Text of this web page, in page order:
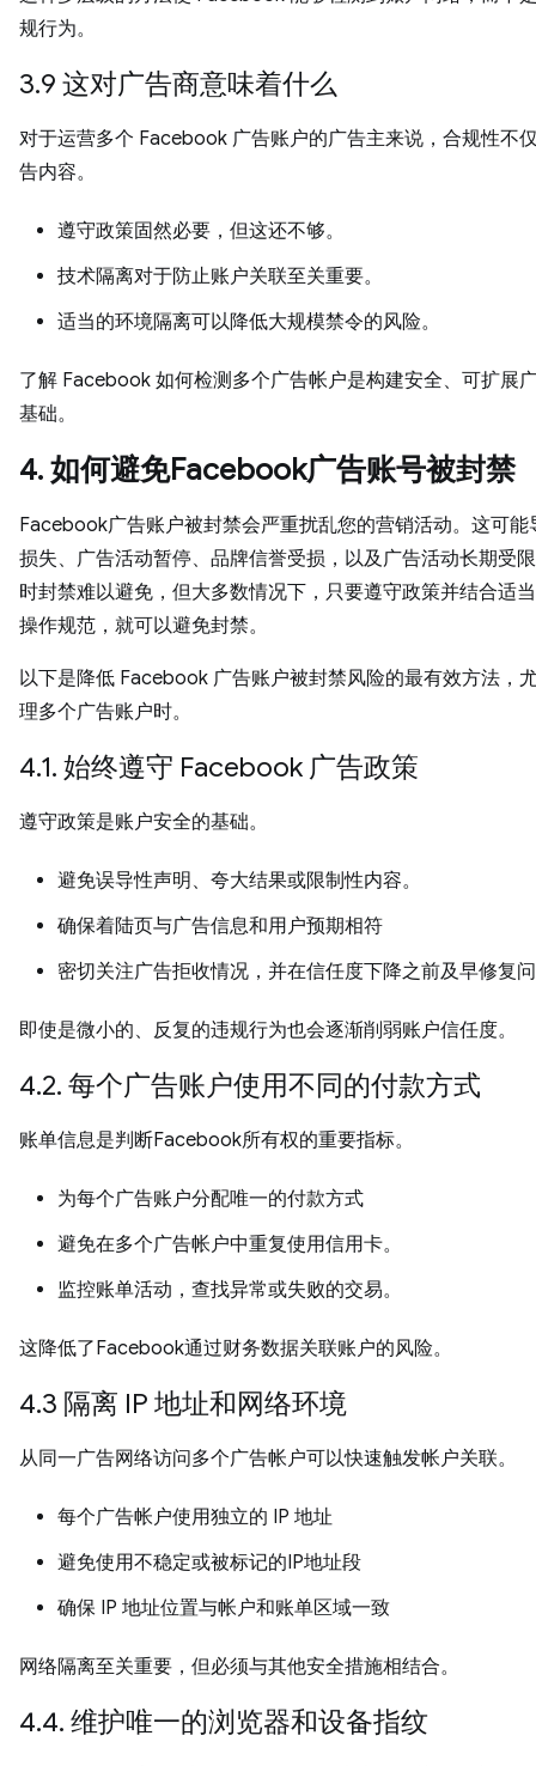
规行为。
3.9 这对广告商意味着什么
对于运营多个 Facebook 广告账户的广告主来说，合规性不
告内容。
遵守政策固然必要，但这还不够。
技术隔离对于防止账户关联至关重要。
适当的环境隔离可以降低大规模禁令的风险。
了解 Facebook 如何检测多个广告帐户是构建安全、可扩展
基础。
4. 如何避免Facebook广告账号被封禁
Facebook广告账户被封禁会严重扰乱您的营销活动。这可能
损失、广告活动暂停、品牌信誉受损，以及广告活动长期受
时封禁难以避免，但大多数情况下，只要遵守政策并结合适
操作规范，就可以避免封禁。
以下是降低 Facebook 广告账户被封禁风险的最有效方法，
理多个广告账户时。
4.1. 始终遵守 Facebook 广告政策
遵守政策是账户安全的基础。
避免误导性声明、夸大结果或限制性内容。
确保着陆页与广告信息和用户预期相符
密切关注广告拒收情况，并在信任度下降之前及早修复
即使是微小的、反复的违规行为也会逐渐削弱账户信任度。
4.2. 每个广告账户使用不同的付款方式
账单信息是判断Facebook所有权的重要指标。
为每个广告账户分配唯一的付款方式
避免在多个广告帐户中重复使用信用卡。
监控账单活动，查找异常或失败的交易。
这降低了Facebook通过财务数据关联账户的风险。
4.3 隔离 IP 地址和网络环境
从同一广告网络访问多个广告帐户可以快速触发帐户关联。
每个广告帐户使用独立的 IP 地址
避免使用不稳定或被标记的IP地址段
确保 IP 地址位置与帐户和账单区域一致
网络隔离至关重要，但必须与其他安全措施相结合。
4.4. 维护唯一的浏览器和设备指纹